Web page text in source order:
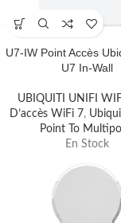
U7-IW Point Accès
U7 In-Wall
UBIQUITI UNIFI WIFI
D’accès WiFi 7,
Point To
En Stock